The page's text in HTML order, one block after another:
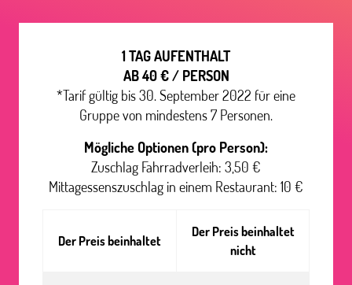
1 TAG AUFENTHALT
AB 40 € / PERSON
*Tarif gültig bis 30. September 2022 für eine
Gruppe von mindestens 7 Personen.
Mögliche Optionen (pro Person):
Zuschlag Fahrradverleih: 3,50 €
Mittagessenszuschlag in einem Restaurant: 10 €
Der Preis beinhaltet
Der Preis beinhaltet
nicht